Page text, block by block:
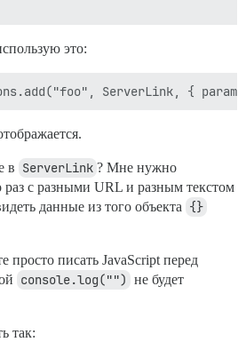
это:
в ServerLink ? Мне нужно
раз с разными URL и разным текстом
данные из того объекта {}
писать JavaScript перед
console.log("") не будет
так: